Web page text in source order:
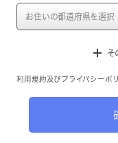
そ
利用規約 及び プライバシーポ